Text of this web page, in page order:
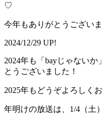
♡
今年もありがとうございま
2024/12/29 UP!
2024年も「bayじゃない
とうございました！
2025年もどうぞよろしく
年明けの放送は、1/4（土